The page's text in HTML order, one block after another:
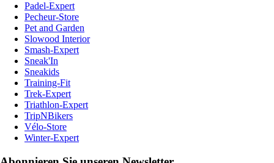
Padel-Expert
Pecheur-Store
Pet and Garden
Slowood Interior
Smash-Expert
Sneak'In
Sneakids
Training-Fit
Trek-Expert
Triathlon-Expert
TripNBikers
Vélo-Store
Winter-Expert